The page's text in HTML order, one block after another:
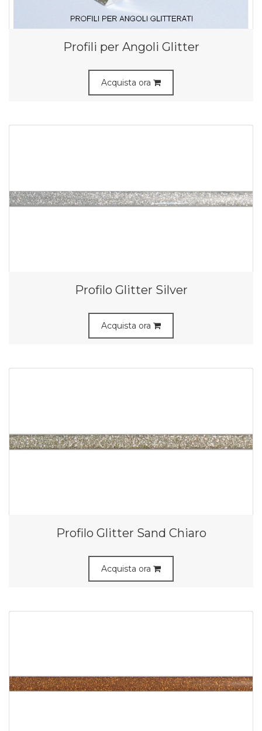
Profili per Angoli Glitter
Acquista ora
Profilo Glitter Silver
Acquista ora
Profilo Glitter Sand Chiaro
Acquista ora